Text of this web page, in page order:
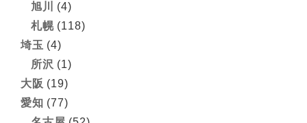
旭川
(4)
札幌(118)
埼玉 (4)
所沢 (1)
大阪 (19)
愛知 (77)